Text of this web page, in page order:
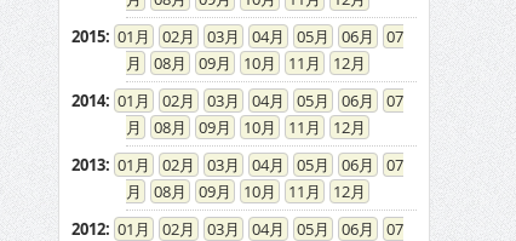
2015: 01 02 03 04 05 06
07
08
09 10 11
12
2014: 01 02 03 04 05 06
07
08
09 10 11
12
2013: 01 02 03 04 05 06
07
08
09 10 11
12
2012: 01 02 03 04 05 06
07